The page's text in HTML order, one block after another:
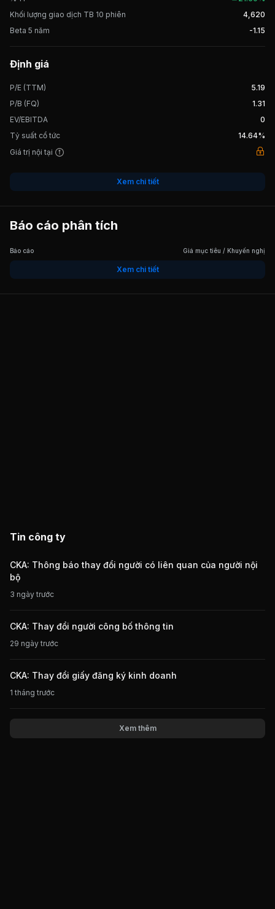
Khối lượng giao dịch TB 10 phiên
4,620
Beta 5 năm
-1.15
Định giá
P/E (TTM)
5.19
P/B (FQ)
1.31
EV/EBITDA
0
Tỷ suất cổ tức
14.64%
Giá trị nội tại
Xem chi tiết
Báo cáo phân tích
Báo cáo Giá mục tiêu / Khuyến nghị
Xem chi tiết
Tin công ty
CKA: Thông báo thay đổi người có liên quan của người nội
bộ
3 ngày trước
CKA: Thay đổi người công bố thông tin
29 ngày trước
CKA: Thay đổi giấy đăng ký kinh doanh
1 tháng trước
Xem thêm